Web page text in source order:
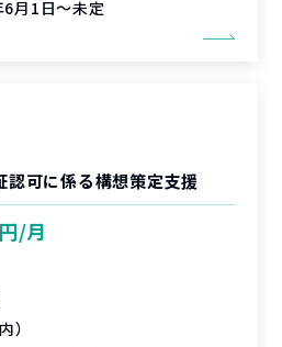
月1日～未定
認可に係る構想策定支援
/月
）